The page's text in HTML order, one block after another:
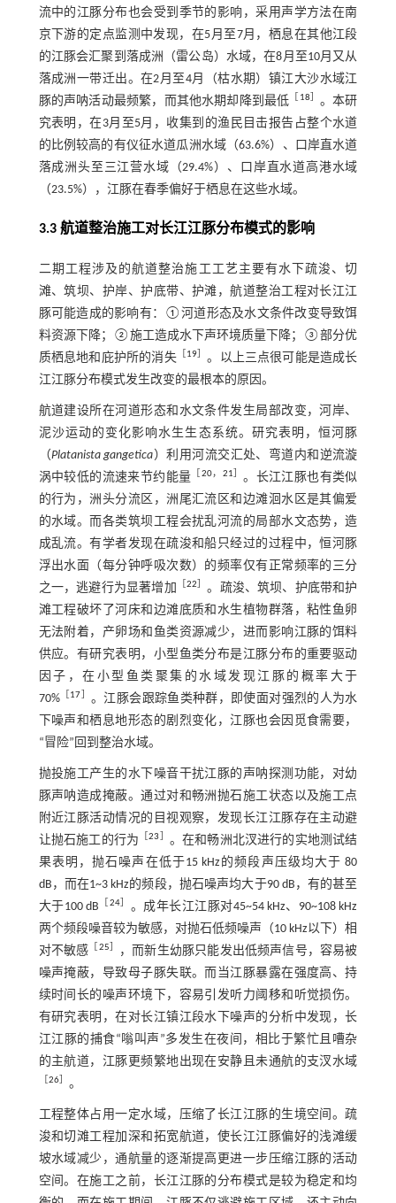
流中的江豚分布也会受到季节的影响，采用声学方法在南
京下游的定点监测中发现，在5月至7月，栖息在其他江段
的江豚会汇聚到落成洲（雷公岛）水域，在8月至10月又从
落成洲一带迁出。在2月至4月（枯水期）镇江大沙水域江
豚的声呐活动最频繁，而其他水期却降到最低
18
。本研
究表明，在3月至5月，收集到的渔民目击报告占整个水道
的比例较高的有仪征水道瓜洲水域（63.6%）、口岸直水道
落成洲头至三江营水域（29.4%）、口岸直水道高港水域
（23.5%），江豚在春季偏好于栖息在这些水域。
3.3 航道整治施工对长江江豚分布模式的影响
二期工程涉及的航道整治施工工艺主要有水下疏浚、切
滩、筑坝、护岸、护底带、护滩，航道整治工程对长江江
豚可能造成的影响有：①河道形态及水文条件改变导致饵
料资源下降；②施工造成水下声环境质量下降；③部分优
质栖息地和庇护所的消失
19］ 。以上三点很可能是造成长
江江豚分布模式发生改变的最根本的原因。
航道建设所在河道形态和水文条件发生局部改变，河岸、
泥沙运动的变化影响水生生态系统。研究表明，恒河豚
（Platanista gangetica ）利用河流交汇处、弯道内和逆流漩
涡中较低的流速来节约能量
20， 21
。长江江豚也有类似
的行为，洲头分流区，洲尾汇流区和边滩洄水区是其偏爱
的水域。而各类筑坝工程会扰乱河流的局部水文态势，造
成乱流。有学者发现在疏浚和船只经过的过程中，恒河豚
浮出水面（每分钟呼吸次数）的频率仅有正常频率的三分
之一，逃避行为显著增加
22
。疏浚、筑坝、护底带和护
滩工程破坏了河床和边滩底质和水生植物群落，粘性鱼卵
无法附着，产卵场和鱼类资源减少，进而影响江豚的饵料
供应。有研究表明，小型鱼类分布是江豚分布的重要驱动
因子，在小型鱼类聚集的水域发现江豚的概率大于
70%
17
。江豚会跟踪鱼类种群，即使面对强烈的人为水
下噪声和栖息地形态的剧烈变化，江豚也会因觅食需要，
“冒险”回到整治水域。
抛投施工产生的水下噪音干扰江豚的声呐探测功能，对幼
豚声呐造成掩蔽。通过对和畅洲抛石施工状态以及施工点
附近江豚活动情况的目视观察，发现长江江豚存在主动避
让抛石施工的行为
［23
。在和畅洲北汊进行的实地测试结
果表明，抛石噪声在低于15 kHz的频段声压级均大于 80
dB，而在1~3 kHz的频段，抛石噪声均大于90 dB，有的甚至
大于100 dB
24］ 。成年长江江豚对45~54 kHz、90~108 kHz
两个频段噪音较为敏感，对抛石低频噪声（10 kHz以下）相
对不敏感
25
，而新生幼豚只能发出低频声信号，容易被
噪声掩蔽，导致母子豚失联。而当江豚暴露在强度高、持
续时间长的噪声环境下，容易引发听力阈移和听觉损伤。
有研究表明，在对长江镇江段水下噪声的分析中发现，长
江江豚的捕食“嗡叫声”多发生在夜间，相比于繁忙且嘈杂
的主航道，江豚更频繁地出现在安静且未通航的支汊水域
26］ 。
工程整体占用一定水域，压缩了长江江豚的生境空间。疏
浚和切滩工程加深和拓宽航道，使长江江豚偏好的浅滩缓
坡水域减少，通航量的逐渐提高更进一步压缩江豚的活动
空间。在施工之前，长江江豚的分布模式是较为稳定和均